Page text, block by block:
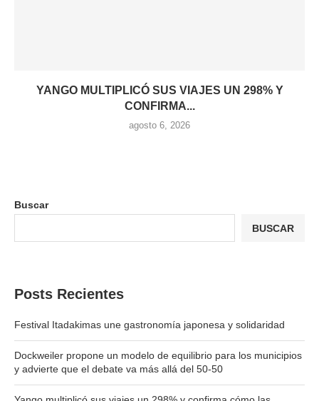
YANGO MULTIPLICÓ SUS VIAJES UN 298% Y
CONFIRMA...
agosto 6, 2026
Buscar
BUSCAR
Posts Recientes
Festival Itadakimas une gastronomía japonesa y solidaridad
Dockweiler propone un modelo de equilibrio para los municipios
y advierte que el debate va más allá del 50-50